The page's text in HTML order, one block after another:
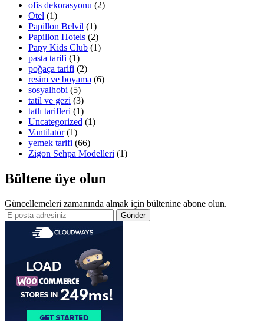
ofis dekorasyonu (2)
Otel (1)
Papillon Belvil (1)
Papillon Hotels (2)
Papy Kids Club (1)
pasta tarifi (1)
poğaça tarifi (2)
resim ve boyama (6)
sosyalhobi (5)
tatil ve gezi (3)
tatlı tarifleri (1)
Uncategorized (1)
Vantilatör(1)
yemek tarifi (66)
Zigon Sehpa Modelleri (1)
Bültene üye olun
Güncellemeleri zamanında almak için bültenine abone olun.